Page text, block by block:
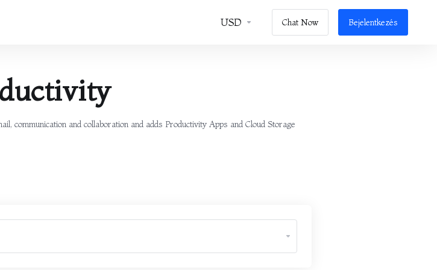
USD Chat Now Bejelentkezés
communication and collaboration and adds Productivity Apps and Cloud Storage